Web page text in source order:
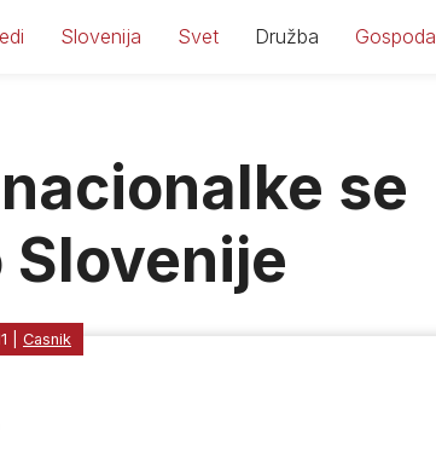
Slovenija Svet Družba
se
Casnik